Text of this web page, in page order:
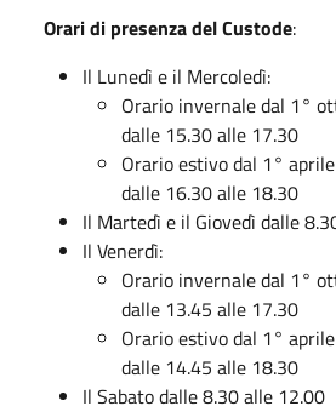
Orari di presenza del Custode:
Il Lunedì e il Mercoledì:
Orario invernale dal 1°
dalle 15.30 alle 17.30
Orario estivo dal 1°
dalle 16.30 alle 18.30
Il Martedì e il Giovedì dalle
Il Venerdì:
Orario invernale dal 1°
dalle 13.45 alle 17.30
Orario estivo dal 1°
dalle 14.45 alle 18.30
Il Sabato dalle 8.30 alle 12.00